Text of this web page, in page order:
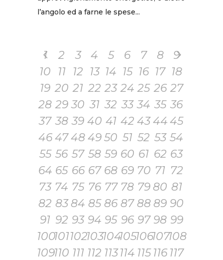
l’angolo ed a farne le spese...
1 2 3 4 5 6 7 8
9
10
11 12 13 14 15 16 17 18
19 20 21 22 23 24 25 26 27
28 29 30 31 32 33 34 35 36
37 38 39 40 41 42 434445
46 474849 50 51 52 53 54
55 56 57 58 59 60 61 62 63
64 65 66 67 68 69 70 71 72
73 74 75 76 77 78 79 80 81
82 83 84 85 86 87 88 89 90
91 92 93 94 95 96 97 98 99
100101102103104105106107108
109110 111 112 113 114 115 116 117